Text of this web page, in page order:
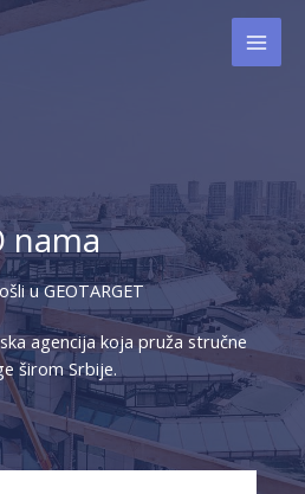
nama
u GEOTARGET
agencija koja pruža stručne
širom Srbije.